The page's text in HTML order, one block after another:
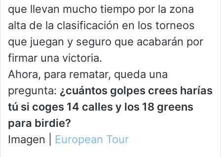
que llevan mucho tiempo por la zona
alta de la clasificación en los torneos
que juegan y seguro que acabarán por
firmar una victoria.
Ahora, para rematar, queda una
pregunta: ¿cuántos golpes crees harías
tú si coges 14 calles y los 18 greens
para birdie?
Imagen | European Tour